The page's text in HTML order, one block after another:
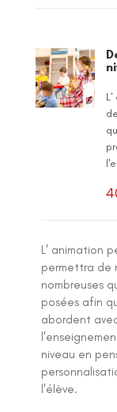
L'
L' animation
permettra de
nombreuses
posées afin
abordent
niveau en
l'élève.